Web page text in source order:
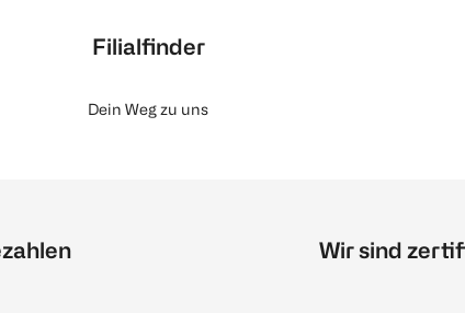
Filialfinder
Dein Weg zu uns
Wir sind